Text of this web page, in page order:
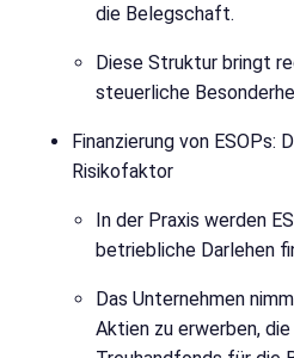
die Belegschaft.
Diese Struktur bringt
steuerliche
Finanzierung von ESOPs:
Risikofaktor
In der Praxis werden
betriebliche Darlehen
Das Unternehmen
Aktien zu erwerben, die